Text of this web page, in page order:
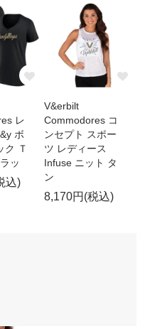
レ
ボ
ク Ｔ
ッ
込)
V&erbilt
Commodores コ
ンセプト スポー
ツ レディース
Infuse ニット タ
ン
8,170円(税込)